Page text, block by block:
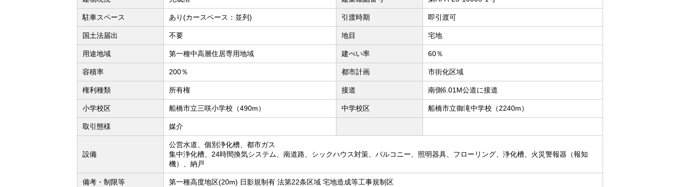
駐車スペース あり(カースペース：並列) 引渡時期 即引渡可
国土法届出 不要 地目 宅地
用途地域 第一種中高層住居専用地域 建ぺい率 60％
容積率 200％ 都市計画 市街化区域
権利種類 所有権 接道 南側6.01M公道に接道
小学校区 船橋市立三咲小学校（490m） 中学校区 船橋市立御滝中学校（2240m）
取引態様 媒介
設備
公営水道、個別浄化槽、都市ガス
集中浄化槽、24時間換気システム、南道路、シックハウス対策、バルコニー、照明器具、フローリング、浄化槽、火災警報器（報知
機）、納戸
備考・制限等 第一種高度地区(20m) 日影規制有 法第22条区域 宅地造成等工事規制区